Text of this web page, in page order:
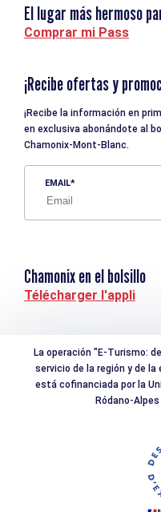
El lugar más hermoso
Comprar mi Pass
¡Recibe ofertas y
¡Recibe la información en
en exclusiva abonándote al
Chamonix-Mont-Blanc.
EMAIL
Chamonix en el bolsillo
Télécharger l'appli
La operación "E-Turismo:
servicio de la región y de
está cofinanciada por la
Ródano-Alpes